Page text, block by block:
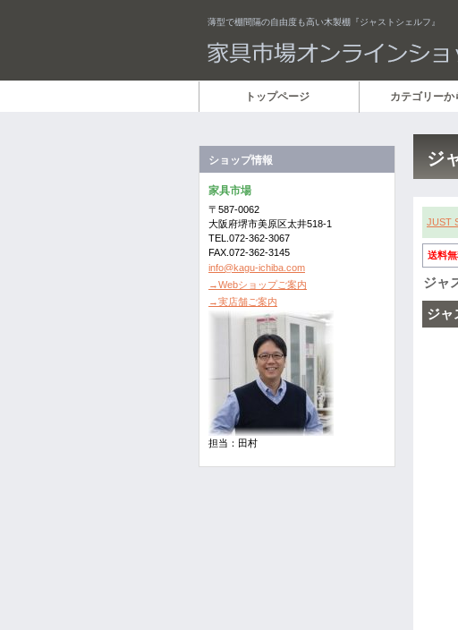
薄型で棚間隔の自由度も高い木製棚『ジャストシェルフ』
ジ
JUST
送料
ジャ
ジャ
トップページ カテゴリーか
ショップ情報
家具市場
〒587-0062
大阪府堺市美原区太井518-1
TEL.072-362-3067
FAX.072-362-3145
info@kagu-ichiba.com
→Webショップご案内
→実店舗ご案内
担当：田村